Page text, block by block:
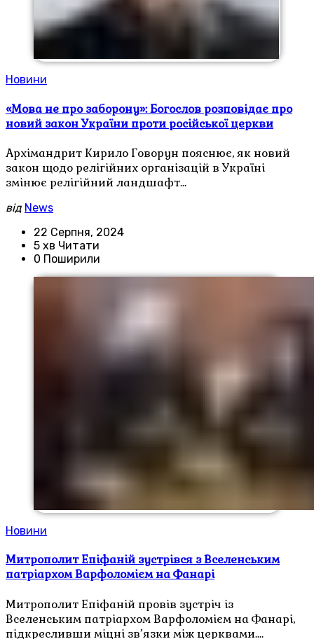
Новини
«Мова не про заборону»: Богослов розповідає про
новий закон України проти російської церкви
Архімандрит Кирило Говорун пояснює, як новий
закон щодо релігійних організацій в Україні
змінює релігійний ландшафт…
від News
22 Серпня, 2024
5 хв Читати
0 Поширили
Новини
Митрополит Епіфаній зустрівся з Вселенським
патріархом Варфоломієм на Фанарі
Митрополит Епіфаній провів зустріч із
Вселенським патріархом Варфоломієм на Фанарі,
підкресливши міцні зв’язки між церквами.…